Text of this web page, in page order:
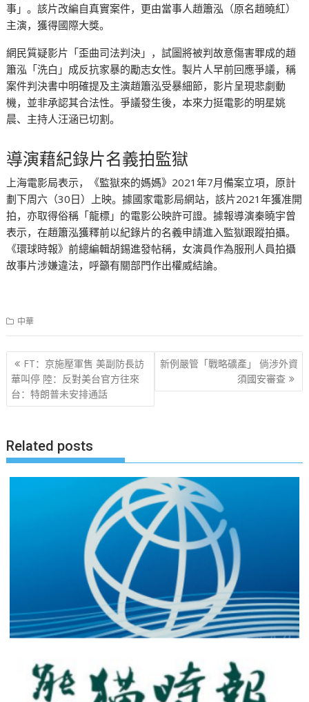
事」。該片改編自真實案件，更由當事人趙簫泓（原名趙曉紅）
主演，獲得國際大獎。
網民質疑影片「歪曲司法判決」，試圖將被判故意傷害罪成的趙
簫泓「洗白」成反抗家暴的勵志女性。製片人早前回應爭議，稱
案件判決書中明確提及主演趙簫泓受暴細節，影片呈現悲劇動
機，並非承認其合法性。爭議發生後，本來力挺電影的明星姚
晨、主持人​汪涵已切割。
導演藉紀錄片名義拍監獄
上海電影局表示，《監獄來的媽媽》2021年7月備案立項，原計
劃下周六（30日）上映。據國家電影局網站，該片2021年獲准開
拍，亦取得俗稱「龍標」的電影公映許可證。據報導演秦曉宇曾
表示，在趙簫泓獲釋前以紀錄片的名義申請進入監獄跟蹤拍攝。
《環球時報》前總編輯胡錫進發帖稱，女演員作為服刑人員拍攝
故事片涉嫌違法，呼籲有關部門作出權威結論。
中華
文
章
导
FT：京施壓軍售 美副防長訪
華叫停 陸：反對美台官方往來
台：特朗普未安排通話
新例嚴管「戰略礦產」 倘涉外資
須國安審查
Related posts